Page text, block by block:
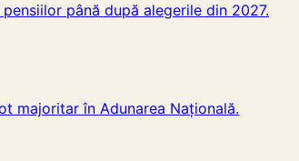
până după alegerile din 2027.
majoritar în Adunarea Națională.